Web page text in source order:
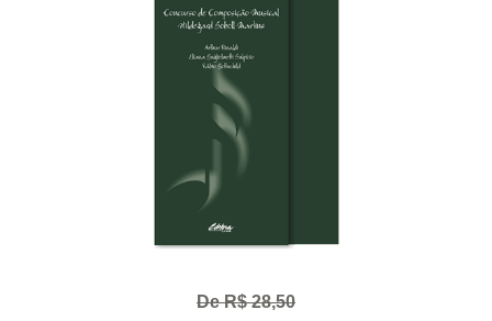
De R$ 28,50